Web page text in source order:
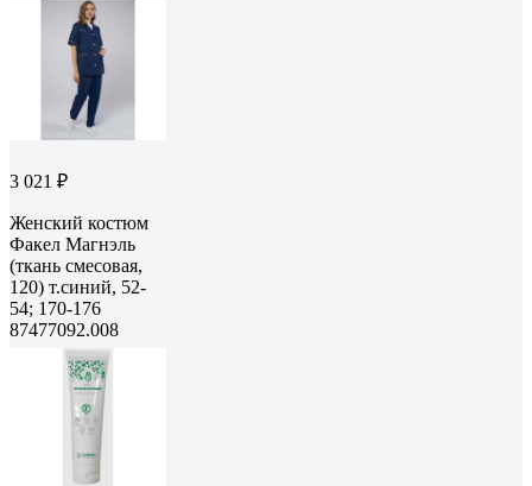
3 021 ₽
Женский костюм
Факел Магнэль
(ткань смесовая,
120) т.синий, 52-
54; 170-176
87477092.008